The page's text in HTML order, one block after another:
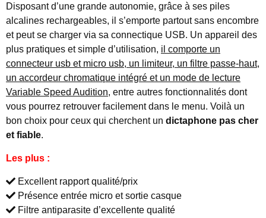
Disposant d’une grande autonomie, grâce à ses piles
alcalines rechargeables, il s’emporte partout sans encombre
et peut se charger via sa connectique USB. Un appareil des
plus pratiques et simple d’utilisation, il comporte un
connecteur usb et micro usb, un limiteur, un filtre passe-haut,
un accordeur chromatique intégré et un mode de lecture
Variable Speed Audition, entre autres fonctionnalités dont
vous pourrez retrouver facilement dans le menu. Voilà un
bon choix pour ceux qui cherchent un dictaphone pas cher
et fiable.
Les plus :
Excellent rapport qualité/prix
Présence entrée micro et sortie casque
Filtre antiparasite d’excellente qualité